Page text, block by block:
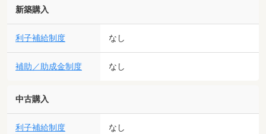
新築購入
利子補給制度 なし
補助／助成金制度 なし
中古購入
利子補給制度 なし